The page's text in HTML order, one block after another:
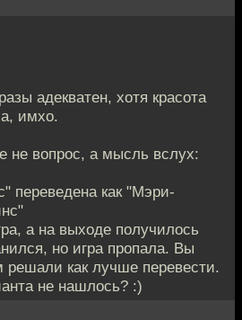
адекватен, хотя красота
имхо.
не вопрос, а мысль вслух:
переведена как "Мэри-
а на выходе получилось
но игра пропала. Вы
как лучше перевести.
не нашлось? :)